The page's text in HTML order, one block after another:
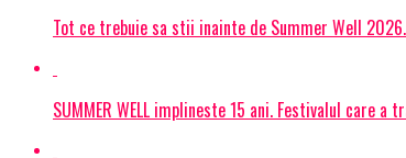
Tot ce trebuie sa stii inainte de Summer Well
SUMMER WELL implineste 15 ani. Festivalul care